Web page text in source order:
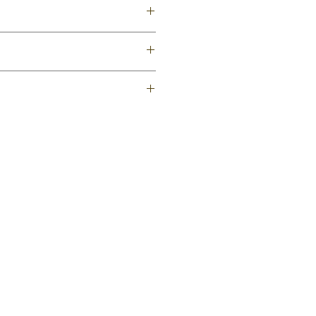
finnes i sølv eller gull
med transparente lokk.
og slipsnåler er mulig.
av modell av
trykket med epoxy, immitert
uten emaljefarger.